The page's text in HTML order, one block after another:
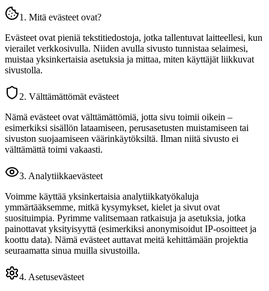
1. Mitä evästeet ovat?
Evästeet ovat pieniä tekstitiedostoja, jotka tallentuvat laitteellesi, kun
vierailet verkkosivulla. Niiden avulla sivusto tunnistaa selaimesi,
muistaa yksinkertaisia asetuksia ja mittaa, miten käyttäjät liikkuvat
sivustolla.
2. Välttämättömät evästeet
Nämä evästeet ovat välttämättömiä, jotta sivu toimii oikein –
esimerkiksi sisällön lataamiseen, perusasetusten muistamiseen tai
sivuston suojaamiseen väärinkäytöksiltä. Ilman niitä sivusto ei
välttämättä toimi vakaasti.
3. Analytiikkaevästeet
Voimme käyttää yksinkertaisia analytiikkatyökaluja
ymmärtääksemme, mitkä kysymykset, kielet ja sivut ovat
suosituimpia. Pyrimme valitsemaan ratkaisuja ja asetuksia, jotka
painottavat yksityisyyttä (esimerkiksi anonymisoidut IP‑osoitteet ja
koottu data). Nämä evästeet auttavat meitä kehittämään projektia
seuraamatta sinua muilla sivustoilla.
4. Asetusevästeet